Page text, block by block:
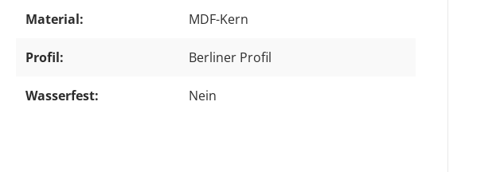
Material: MDF-Kern
Profil: Berliner Profil
Wasserfest: Nein